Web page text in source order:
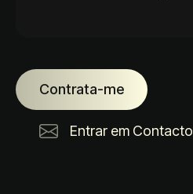
Contrata-me
Entrar em Contacto